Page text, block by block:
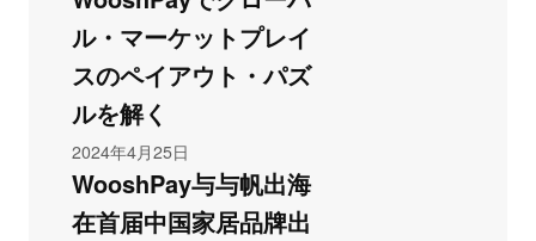
ル・マーケットプレイ
スのペイアウト・パズ
ルを解く
2024年4月25日
WooshPay与与帆出海
在首届中国家居品牌出